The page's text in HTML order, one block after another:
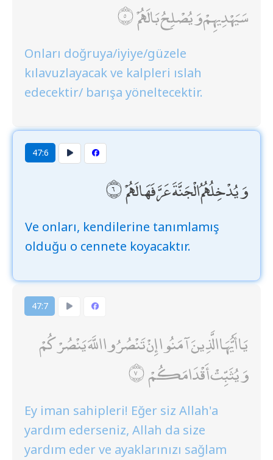
سَيَهْدِيهِمْ وَيُصْلِحُ بَالَهُمْ
Onları doğruya/iyiye/güzele
kılavuzlayacak ve kalpleri ıslah
edecektir/ barışa yöneltecektir.
47:6
وَيُدْخِلُهُمُ الْجَنَّةَ عَرَّفَهَا لَهُمْ
Ve onları, kendilerine tanımlamış
olduğu o cennete koyacaktır.
47:7
يَا أَيُّهَا الَّذِينَ آمَنُوا إِنْ تَنْصُرُوا اللَّهَ يَنْصُرْكُمْ
وَيُثَبِّتْ أَقْدَامَكُمْ
Ey iman sahipleri! Eğer siz Allah'a
yardım ederseniz, Allah da size
yardım eder ve ayaklarınızı sağlam